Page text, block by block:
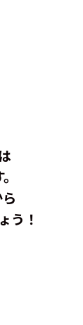
う！